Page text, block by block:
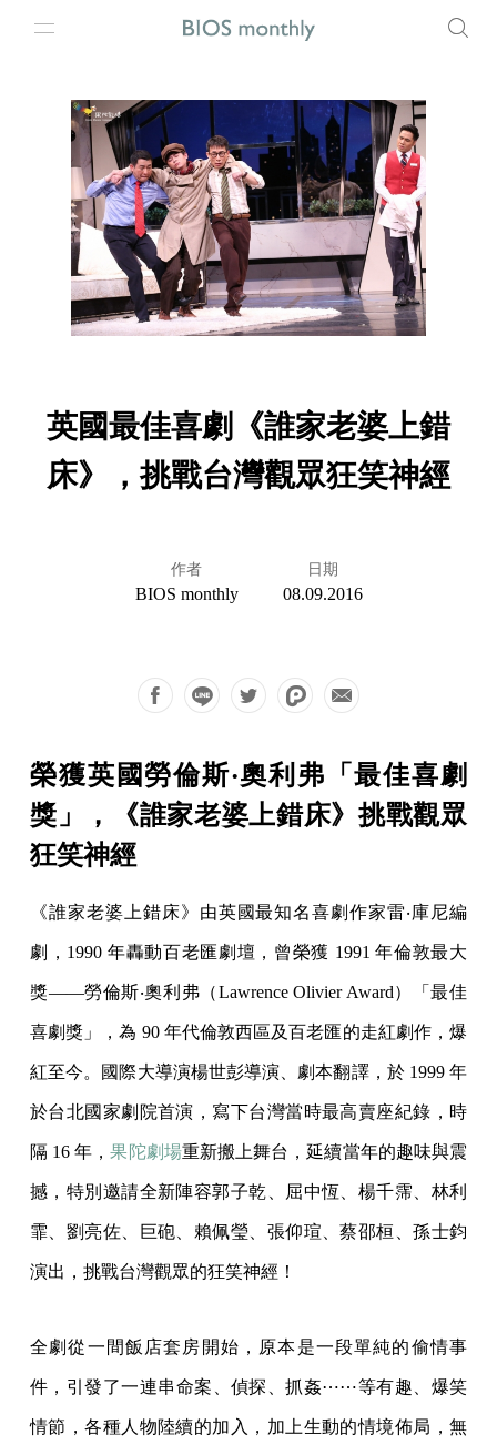
英國最佳喜劇《誰家老婆上錯
床》，挑戰台灣觀眾狂笑神經
作者
BIOS monthly
日期
08.09.2016
榮獲英國勞倫斯‧奧利弗「最佳喜劇
獎」，《誰家老婆上錯床》挑戰觀眾
狂笑神經
《誰家老婆上錯床》由英國最知名喜劇作家雷‧庫尼編
劇，1990 年轟動百老匯劇壇，曾榮獲 1991 年倫敦最大
獎——勞倫斯‧奧利弗（Lawrence Olivier Award）「最佳
喜劇獎」，為 90 年代倫敦西區及百老匯的走紅劇作，爆
紅至今。國際大導演楊世彭導演、劇本翻譯，於 1999 年
於台北國家劇院首演，寫下台灣當時最高賣座紀錄，時
隔 16 年，果陀劇場重新搬上舞台，延續當年的趣味與震
撼，特別邀請全新陣容郭子乾、屈中恆、楊千霈、林利
霏、劉亮佐、巨砲、賴佩瑩、張仰瑄、蔡邵桓、孫士鈞
演出，挑戰台灣觀眾的狂笑神經！
全劇從一間飯店套房開始，原本是一段單純的偷情事
件，引發了一連串命案、偵探、抓姦⋯⋯等有趣、爆笑
情節，各種人物陸續的加入，加上生動的情境佈局，無